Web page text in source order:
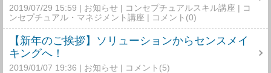
2019/07/29 15:59 お知らせ コンセプチュアルスキル講座
コ
ンセプチュアル・マネジメント講座
コメント(0)
【新年のご挨拶】ソリューションからセンスメイ
キングへ！
2019/01/07 19:36 お知らせ コメント(5)